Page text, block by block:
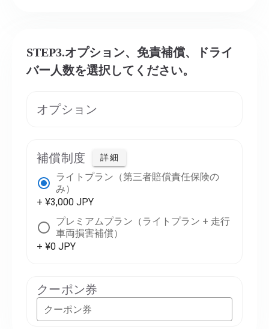
STEP3.オプション、免責補償、ドライ
バー人数を選択してください。
オプション
補償制度 詳細
ライトプラン（第三者賠償責任保険の
み）
+ ¥3,000 JPY
プレミアムプラン（ライトプラン + 走行
車両損害補償）
+ ¥0 JPY
クーポン券
クーポン券